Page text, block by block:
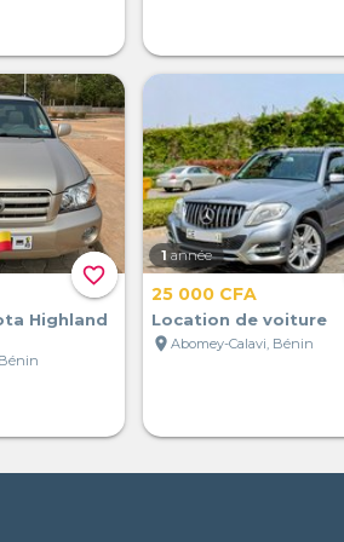
favorite_border
Highland
1 année
25 000 CFA
Location de voiture
location_on Abomey-Calavi, Bénin